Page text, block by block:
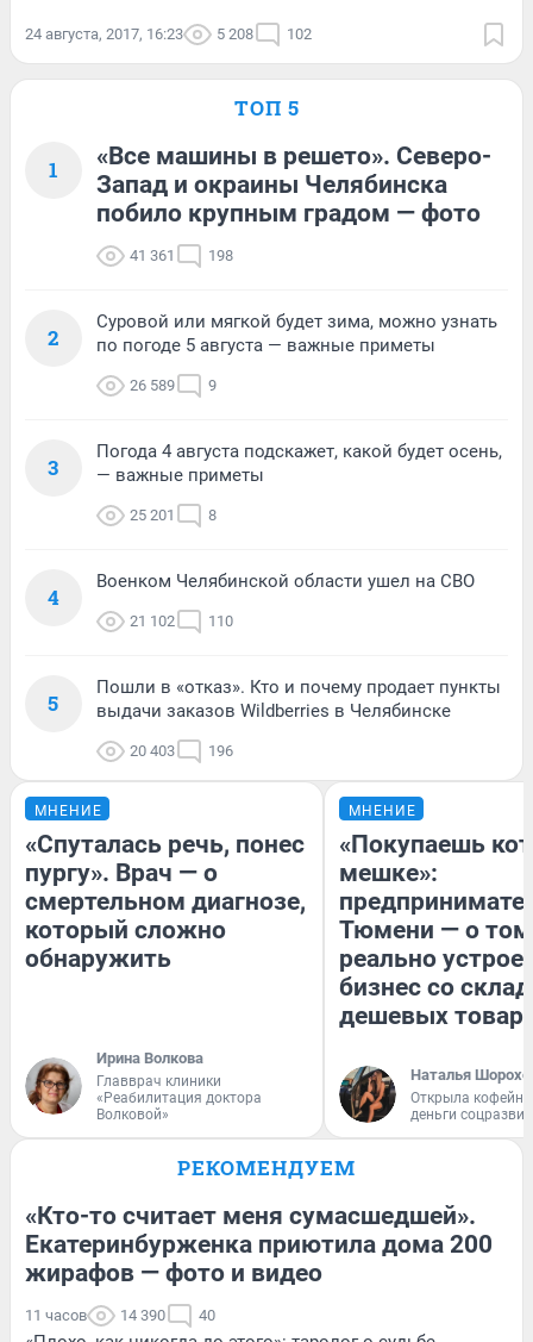
24 августа, 2017, 16:23 5 208 102
ТОП 5
1
«Все машины в решето». Северо-
Запад и окраины Челябинска
побило крупным градом — фото
41 361 198
2
Суровой или мягкой будет зима, можно узнать
по погоде 5 августа — важные приметы
26 589 9
3
Погода 4 августа подскажет, какой будет осень,
— важные приметы
25 201 8
4
Военком Челябинской области ушел на СВО
21 102 110
5
Пошли в «отказ». Кто и почему продает пункты
выдачи заказов Wildberries в Челябинске
20 403 196
МНЕНИЕ
«Спуталась речь, понес
пургу». Врач — о
смертельном диагнозе,
который сложно
обнаружить
Ирина Волкова
Главврач клиники
«Реабилитация доктора
Волковой»
МНЕНИЕ
«Покупаешь
мешке»:
Тюмени — о
реально
бизнес со
дешевых
Наталья
Открыла
деньги
РЕКОМЕНДУЕМ
«Кто-то считает меня сумасшедшей».
Екатеринбурженка приютила дома 200
жирафов — фото и видео
11 часов 14 390 40